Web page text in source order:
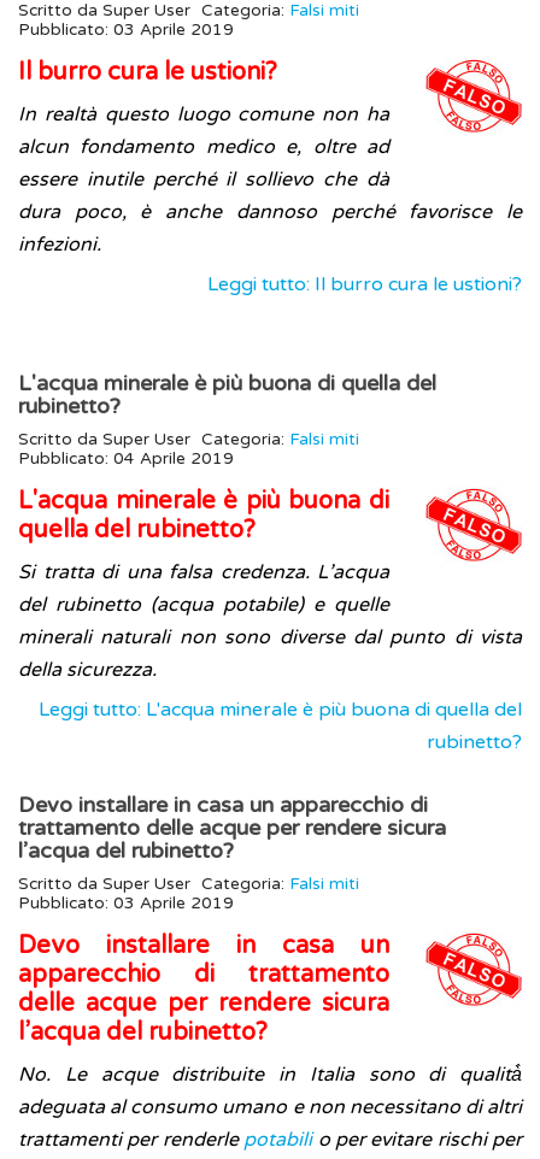
Scritto da Super User Categoria: Falsi miti
Pubblicato: 03 Aprile 2019
Il burro cura le ustioni?
In realtà questo luogo comune non ha
alcun fondamento medico e, oltre ad
essere inutile perché il sollievo che dà
dura poco, è anche dannoso perché favorisce le
infezioni.
Leggi tutto: Il burro cura le ustioni?
L'acqua minerale è più buona di quella del
rubinetto?
Scritto da Super User Categoria: Falsi miti
Pubblicato: 04 Aprile 2019
L'acqua minerale è più buona di
quella del rubinetto?
Si tratta di una falsa credenza. L’acqua
del rubinetto (acqua potabile) e quelle
minerali naturali non sono diverse dal punto di vista
della sicurezza.
Leggi tutto: L'acqua minerale è più buona di quella del
rubinetto?
Devo installare in casa un apparecchio di
trattamento delle acque per rendere sicura
l’acqua del rubinetto?
Scritto da Super User Categoria: Falsi miti
Pubblicato: 03 Aprile 2019
Devo installare in casa un
apparecchio di trattamento
delle acque per rendere sicura
l’acqua del rubinetto?
No. Le acque distribuite in Italia sono di qualità̀
adeguata al consumo umano e non necessitano di altri
trattamenti per renderle potabilio per evitare rischi per